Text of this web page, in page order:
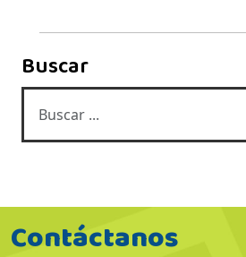
Buscar
Contáctanos